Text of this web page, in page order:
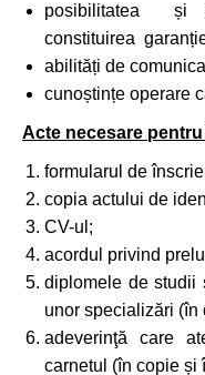
posibilitatea și
constituirea
abilități de
cunoștințe operare
Acte necesare
formularul de
copia actului de
CV-ul;
acordul privind
diplomele de studii
unor specializări (în
adeverinţă care
carnetul (în copie și